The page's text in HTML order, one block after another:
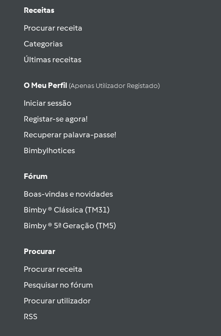
Receitas
Procurar receita
Categorias
Últimas receitas
O Meu Perfil (apenas Utilizador Registado)
Iniciar sessão
Registar-se agora!
Recuperar palavra-passe!
Bimbylhotices
Fórum
Boas-vindas e novidades
Bimby ® Clássica (TM31)
Bimby ® 5ª Geração (TM5)
Procurar
Procurar receita
Pesquisar no fórum
Procurar utilizador
RSS